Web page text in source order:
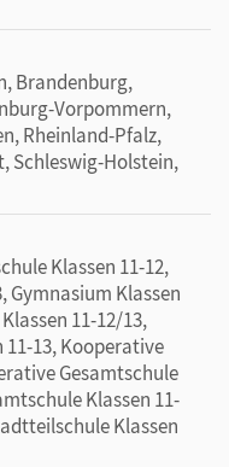
Brandenburg,
Vorpommern,
Rheinland-Pfalz,
Schleswig-Holstein,
Klassen 11-12,
Gymnasium Klassen
11-12/13,
13, Kooperative
Gesamtschule
Klassen 11-
Klassen